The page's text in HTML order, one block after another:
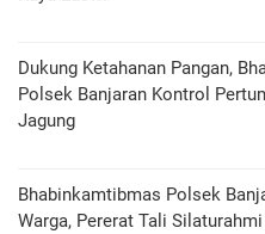
Dukung Ketahanan Pangan,
Polsek Banjaran Kontrol
Jagung
Bhabinkamtibmas Polsek
Warga, Pererat Tali Silaturahmi